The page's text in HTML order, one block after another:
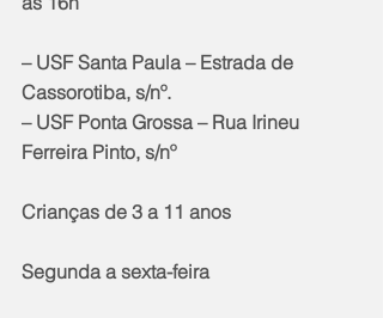
– USF Santa Paula – Estrada de
Cassorotiba, s/nº.
– USF Ponta Grossa – Rua Irineu
Ferreira Pinto, s/nº
Crianças de 3 a 11 anos
Segunda a sexta-feira